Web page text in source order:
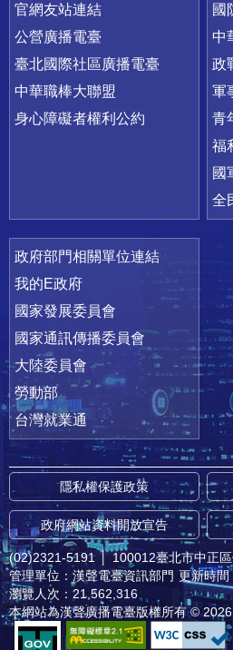
官網友站連結
公營廣播電臺
臺北國際社區廣播電臺
中華職棒大聯盟
身心障礙者權利公約
國
中
政
軍
青
福
國
全
政府部門相關單位連結
我的E政府
國家發展委員會
國家通訊傳播委員會
大陸委員會
勞動部
台灣就業通
隱私權保護政策
政府網站資料開放宣告
(02)2321-5191 │ 100012臺北市中正
管理單位：漢聲電臺資訊部門 更新時
瀏覽人次：21,562,316
本網站為漢聲廣播電臺版權所有 © 2026